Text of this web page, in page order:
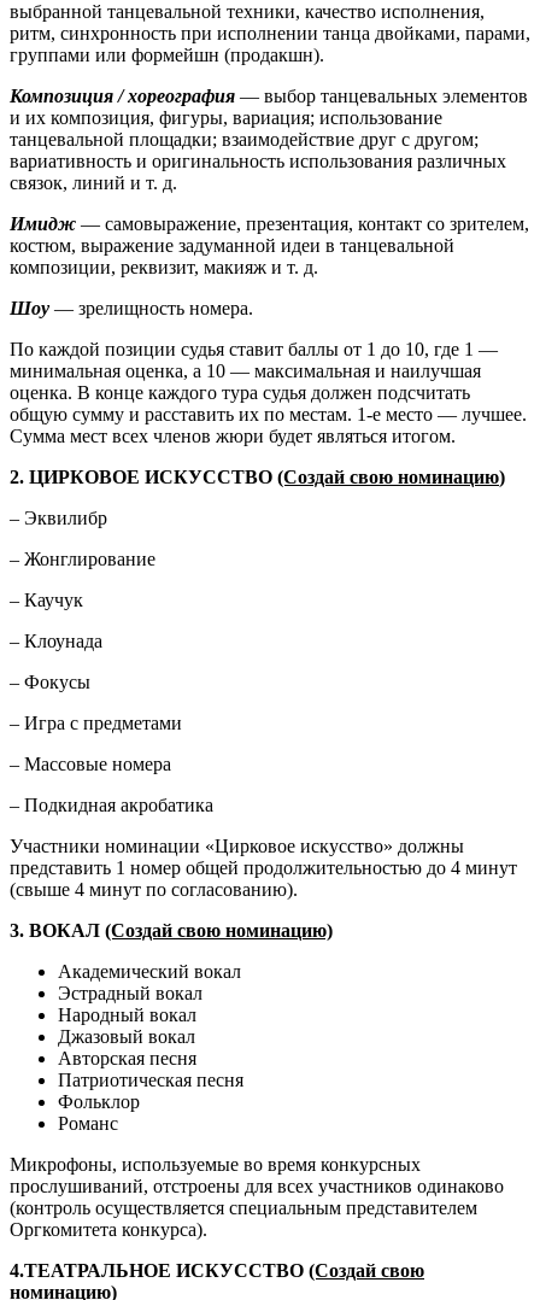
выбранной танцевальной техники, качество исполнения,
ритм, синхронность при исполнении танца двойками, парами,
группами или формейшн (продакшн).
Композиция / хореография — выбор танцевальных элементов
и их композиция, фигуры, вариация; использование
танцевальной площадки; взаимодействие друг с другом;
вариативность и оригинальность использования различных
связок, линий и т. д.
Имидж — самовыражение, презентация, контакт со зрителем,
костюм, выражение задуманной идеи в танцевальной
композиции, реквизит, макияж и т. д.
Шоу — зрелищность номера.
По каждой позиции судья ставит баллы от 1 до 10, где 1 —
минимальная оценка, а 10 — максимальная и наилучшая
оценка. В конце каждого тура судья должен подсчитать
общую сумму и расставить их по местам. 1-е место — лучшее.
Сумма мест всех членов жюри будет являться итогом.
2. ЦИРКОВОЕ ИСКУССТВО (Создай свою номинацию)
– Эквилибр
– Жонглирование
– Каучук
– Клоунада
– Фокусы
– Игра с предметами
– Массовые номера
– Подкидная акробатика
Участники номинации «Цирковое искусство» должны
представить 1 номер общей продолжительностью до 4 минут
(свыше 4 минут по согласованию).
3. ВОКАЛ (Создай свою номинацию)
Академический вокал
Эстрадный вокал
Народный вокал
Джазовый вокал
Авторская песня
Патриотическая песня
Фольклор
Романс
Микрофоны, используемые во время конкурсных
прослушиваний, отстроены для всех участников одинаково
(контроль осуществляется специальным представителем
Оргкомитета конкурса).
4.ТЕАТРАЛЬНОЕ ИСКУССТВО (Создай свою
номинацию)